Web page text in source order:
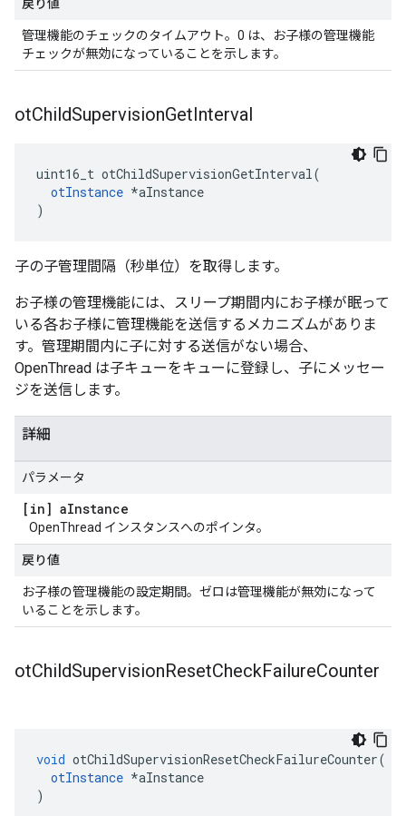
戻り値
管理機能のチェックのタイムアウト。0 は、お子様の管理機能
チェックが無効になっていることを示します。
otChildSupervisionGetInterval
uint16_t otChildSupervisionGetInterval(
otInstance *aInstance
)
子の子管理間隔（秒単位）を取得します。
お子様の管理機能には、スリープ期間内にお子様が眠って
いる各お子様に管理機能を送信するメカニズムがありま
す。管理期間内に子に対する送信がない場合、
OpenThread は子キューをキューに登録し、子にメッセー
ジを送信します。
詳細
パラメータ
[in] aInstance
OpenThread インスタンスへのポインタ。
戻り値
お子様の管理機能の設定期間。ゼロは管理機能が無効になって
いることを示します。
otChildSupervisionResetCheckFailureCounter
void otChildSupervisionResetCheckFailureCounter(
otInstance *aInstance
)